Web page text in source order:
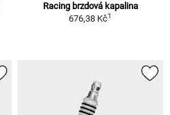
Racing brzdová kapalina
676,38 Kč1